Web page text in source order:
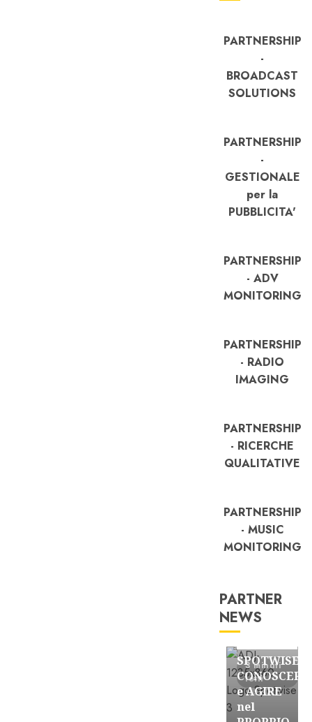
PARTNERSHIP
-
BROADCAST
SOLUTIONS
PARTNERSHIP
-
GESTIONALE
per la
PUBBLICITA'
PARTNERSHIP
- ADV
MONITORING
PARTNERSHIP
- RADIO
IMAGING
PARTNERSHIP
- RICERCHE
QUALITATIVE
PARTNERSHIP
- MUSIC
MONITORING
PARTNER
NEWS
3 minuti
letti
FREE
SPOTWISE:
CONOSCERE
e AGIRE
nel